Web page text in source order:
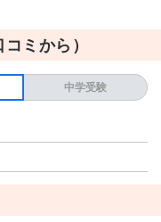
回。授業形式は集団授業
賑やかになる授業もあ
どは少なく、有意義な
再現した地図などが書
ミから）
中学受験